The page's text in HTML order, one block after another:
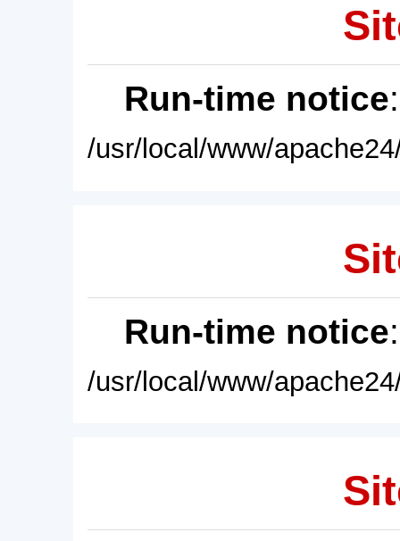
Run-time notice
/usr/local/www/
Run-time notice
/usr/local/www/